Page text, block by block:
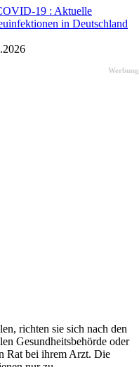
19 : Aktuelle
in Deutschland
Werbung
richten sie sich nach den
Gesundheitsbehörde oder
Rat bei ihrem Arzt. Die